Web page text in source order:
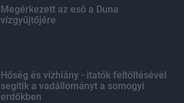
Megérkezett az eső a Duna
vízgyűjtőjére
Hőség és vízhiány - itatók feltöltésével
segítik a vadállományt a somogyi
erdőkben